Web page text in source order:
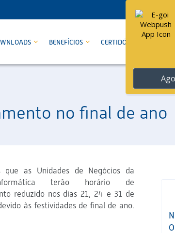
BENEFÍCIOS CERTIDÕES
no final de ano
que as Unidades de Negócios da
terão horário de
reduzido nos dias 21, 24 e 31 de
às festividades de final de ano.